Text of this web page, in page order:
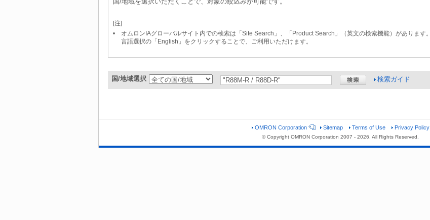
[注]
オムロンIAグローバルサイト内での検索は「Site Search」、「Product Search」（英文の検索機能）があります。
言語選択の「English」をクリックすることで、ご利用いただけます。
国/地域選択 検索ガイド
OMRON Corporation Sitemap Terms of Use Privacy Policy
© Copyright OMRON Corporation 2007 - 2026. All Rights Reserved.